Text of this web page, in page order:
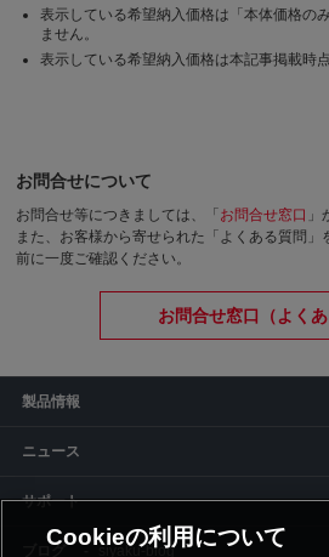
表示している希望納入価格は「本体価格の
ません。
表示している希望納入価格は本記事掲載時点
お問合せについて
お問合せ等につきましては、「 お問合せ窓口 」
また、お客様から寄せられた「よくある質問
前に一度ご確認ください。
お問合せ窓口（よくあ
製品情報
ニュース
サポート
siyaku-blog
Cookieの利用について